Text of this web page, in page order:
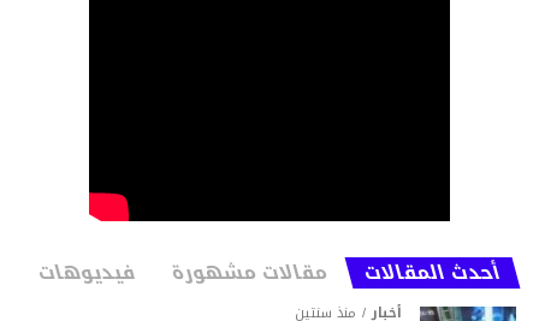
أحدث المقالات مقالات مشهورة فيديوهات
أخبار منذ سنتين